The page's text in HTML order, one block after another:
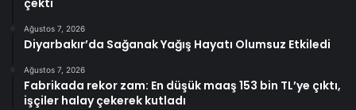
çekti
Ağustos 7, 2026
Diyarbakır’da Sağanak Yağış Hayatı Olumsuz Etkiledi
Ağustos 7, 2026
Fabrikada rekor zam: En düşük maaş 153 bin TL’ye çıktı,
işçiler halay çekerek kutladı